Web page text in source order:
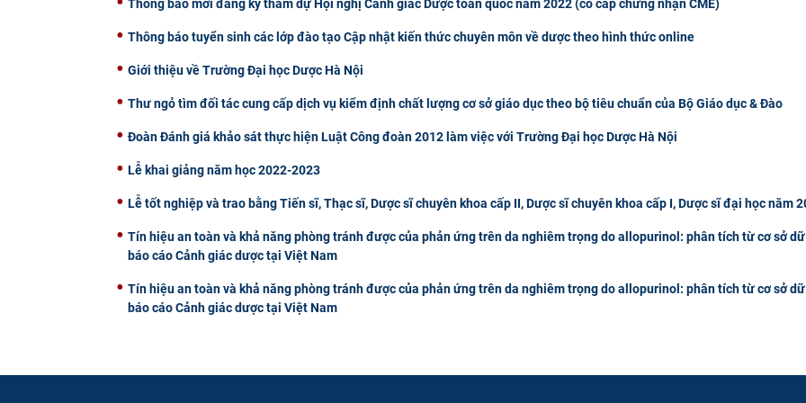
Thông báo mời đăng ký tham dự Hội nghị Cảnh giác Dược toàn quốc năm 2022 (có cấp chứng nhận CME)
Thông báo tuyển sinh các lớp đào tạo Cập nhật kiến thức chuyên môn về dược theo hình thức online
Giới thiệu về Trường Đại học Dược Hà Nội
Thư ngỏ tìm đối tác cung cấp dịch vụ kiểm định chất lượng cơ sở giáo dục theo bộ tiêu chuẩn của Bộ Giáo dục & Đào
Đoàn Đánh giá khảo sát thực hiện Luật Công đoàn 2012 làm việc với Trường Đại học Dược Hà Nội
Lễ khai giảng năm học 2022-2023
Lễ tốt nghiệp và trao bằng Tiến sĩ, Thạc sĩ, Dược sĩ chuyên khoa cấp II, Dược sĩ chuyên khoa cấp I, Dược sĩ đại học năm
Tín hiệu an toàn và khả năng phòng tránh được của phản ứng trên da nghiêm trọng do allopurinol: phân tích từ cơ sở
báo cáo Cảnh giác dược tại Việt Nam
Tín hiệu an toàn và khả năng phòng tránh được của phản ứng trên da nghiêm trọng do allopurinol: phân tích từ cơ sở
báo cáo Cảnh giác dược tại Việt Nam